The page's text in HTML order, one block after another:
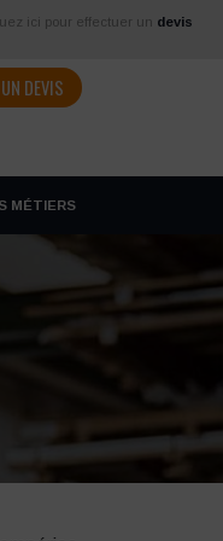
ici pour effectuer un devis
DEVIS
MÉTIERS